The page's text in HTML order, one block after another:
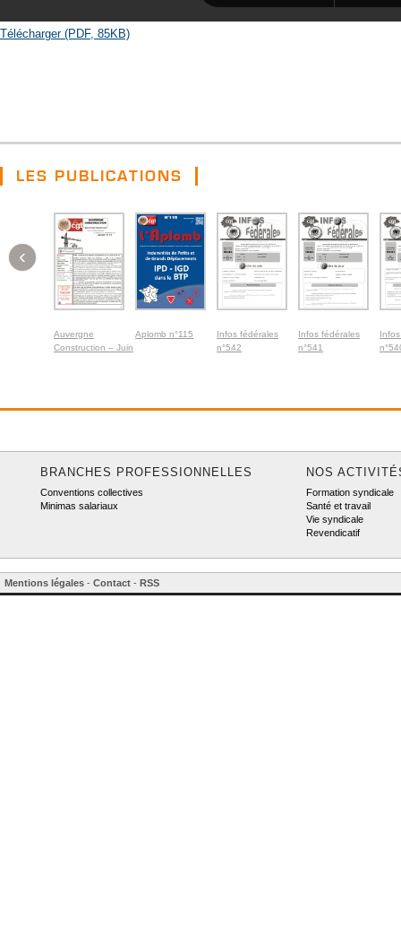
Télécharger (PDF, 85KB)
LES PUBLICATIONS
Auvergne
Construction – Juin
Aplomb n°115
Infos fédérales
n°542
Infos fédérales
n°541
‹
BRANCHES PROFESSIONNELLES
Conventions collectives
Minimas salariaux
NOS
Formation syndicale
Santé et travail
Vie syndicale
Revendicatif
Mentions légales - Contact - RSS